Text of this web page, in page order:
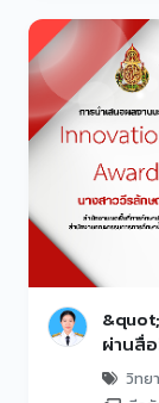
ผ่านสื่
นักเรีย
วิทย